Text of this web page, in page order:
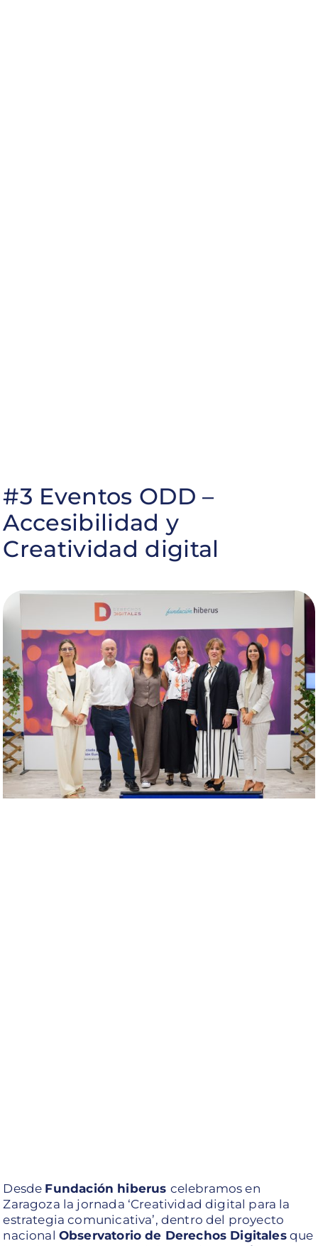
#3 Eventos ODD –
Accesibilidad y
Creatividad digital
Desde Fundación hiberus celebramos en
Zaragoza la jornada ‘Creatividad digital para la
estrategia comunicativa’, dentro del proyecto
nacional Observatorio de Derechos Digitalesque